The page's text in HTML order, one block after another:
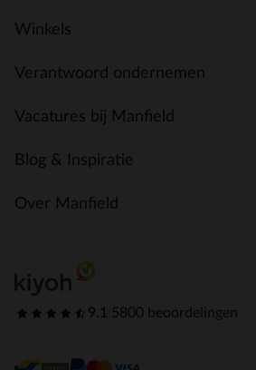
Winkels
Verantwoord ondernemen
Vacatures bij Manfield
Blog & Inspiratie
Over Manfield
9.1 5800 beoordelingen